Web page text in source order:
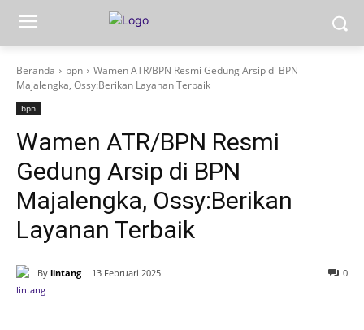
Beranda bpn
Wamen ATR/BPN Resmi Gedung Arsip di BPN
Majalengka, Ossy:Berikan Layanan Terbaik
bpn
Wamen ATR/BPN Resmi
Gedung Arsip di BPN
Majalengka, Ossy:Berikan
Layanan Terbaik
By lintang 13 Februari 2025 0